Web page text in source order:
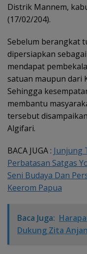
Distrik Mannem,
(17/02/204).
Sebelum berangkat
dipersiapkan
mendapat
satuan maupun dari
Sehingga
membantu
tersebut
Algifari.
BACA JUGA : Junjung
Perbatasan Satgas
Seni Budaya Dan
Keerom Papua
Baca Juga:
Dukung Zita